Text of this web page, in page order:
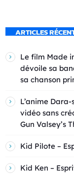
ARTICLES
Le film Made
dévoile sa
sa chanson
L’anime
vidéo sans
Gun Valsey’s
Kid Pilote –
Kid Ken –